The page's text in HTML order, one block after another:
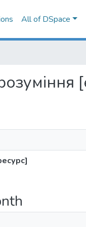
All of DSpace